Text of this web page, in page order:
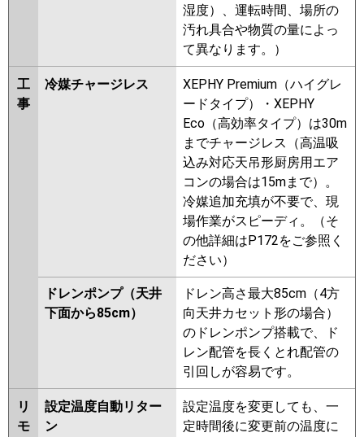
湿度）、運転時間、場所の
汚れ具合や物質の量によっ
て異なります。）
工
事
冷媒チャージレス
XEPHY Premium（ハイグレ
ードタイプ）・XEPHY
Eco（高効率タイプ）は30m
までチャージレス（高温吸
込み対応天吊形厨房用エア
コンの場合は15mまで）。
冷媒追加充填が不要で、現
場作業がスピーディ。（そ
の他詳細はP172をご参照く
ださい）
ドレンポンプ（天井
下面から85cm）
ドレン高さ最大85cm（4方
向天井カセット形の場合）
のドレンポンプ搭載で、ド
レン配管を長くとれ配管の
引回しが容易です。
リ
モ
設定温度自動リター
ン
設定温度を変更しても、一
定時間後に変更前の温度に